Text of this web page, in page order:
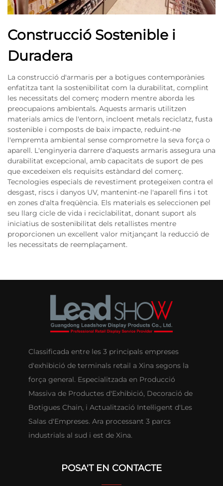
Construcció Sostenible i
Duradera
La construcció d'armaris per a botigues contemporànies
enfatitza tant la sostenibilitat com la durabilitat, complint
les necessitats del comerç modern mentre aborda les
preocupaions ambientals. Aquests armaris utilitzen
materials amics de l'entorn, incloent metals reciclatz, fusta
sostenible i composts de baix impacte, reduint-ne
l'empremta ambiental sense comprometre la seva força o
aparell. L'enginyeria darrere d'aquests armaris assegura una
durabilitat excepcional, amb capacitats de suport de pes
que excedeixen els requisits estàndard del comerç.
Tecnologies especials de revestiment protegeixen contra el
desgast, riscs i danyos UV, mantenint-ne l'aparell fins i tot
en zones d'alta freqüència. Els materials es seleccionen pel
seu llarg cicle de vida i reciclabilitat, donant suport als
iniciatius de sostenibilitat dels retallistes mentre
proporcionen un excellent valor mitjançant la reducció de
les necessitats de reemplaçament.
Classificada entre les 3 principals empreses
d'exhibició de terminals retail a Xina segons la
força general. Especialitzada en Producció
Massiva de Productes d'Exhibició, Decoració de
Botigues Chain, i Actualització Intel·ligent d'Les
Salas d'Empreses. Ara processant 3 parcs
industrials al sud i est de Xina.
POSA'T EN CONTACTE